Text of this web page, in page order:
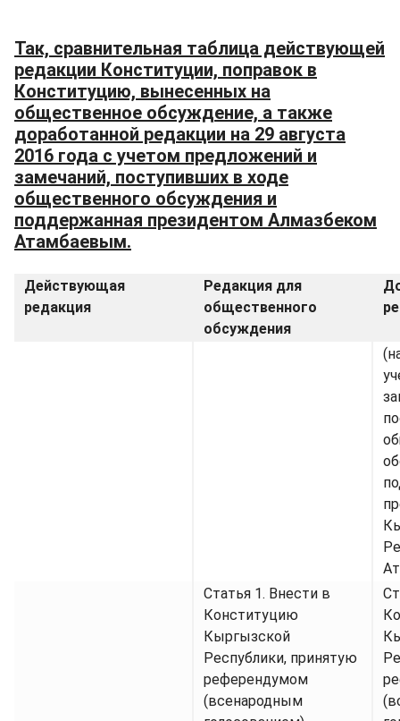
Так, сравнительная таблица действующей
редакции Конституции, поправок в
Конституцию, вынесенных на
общественное обсуждение, а также
доработанной редакции на 29 августа
2016 года с учетом предложений и
замечаний, поступивших в ходе
общественного обсуждения и
поддержанная президентом Алмазбеком
Атамбаевым.
Действующая
редакция
Редакция для
общественного
обсуждения
Статья 1. Внести в
Конституцию
Кыргызской
Республики, принятую
референдумом
(всенародным